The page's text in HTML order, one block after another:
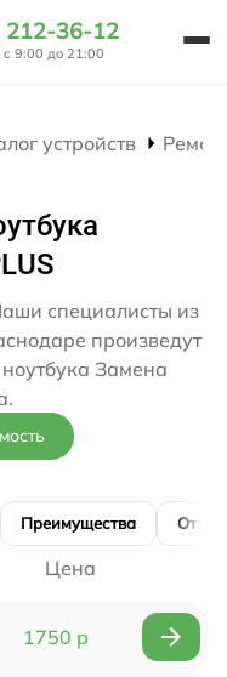
212-36-12
9:00 до 21:00
устройств
специалисты из
произведут
Замена
Преимущества
Цена
1750 р